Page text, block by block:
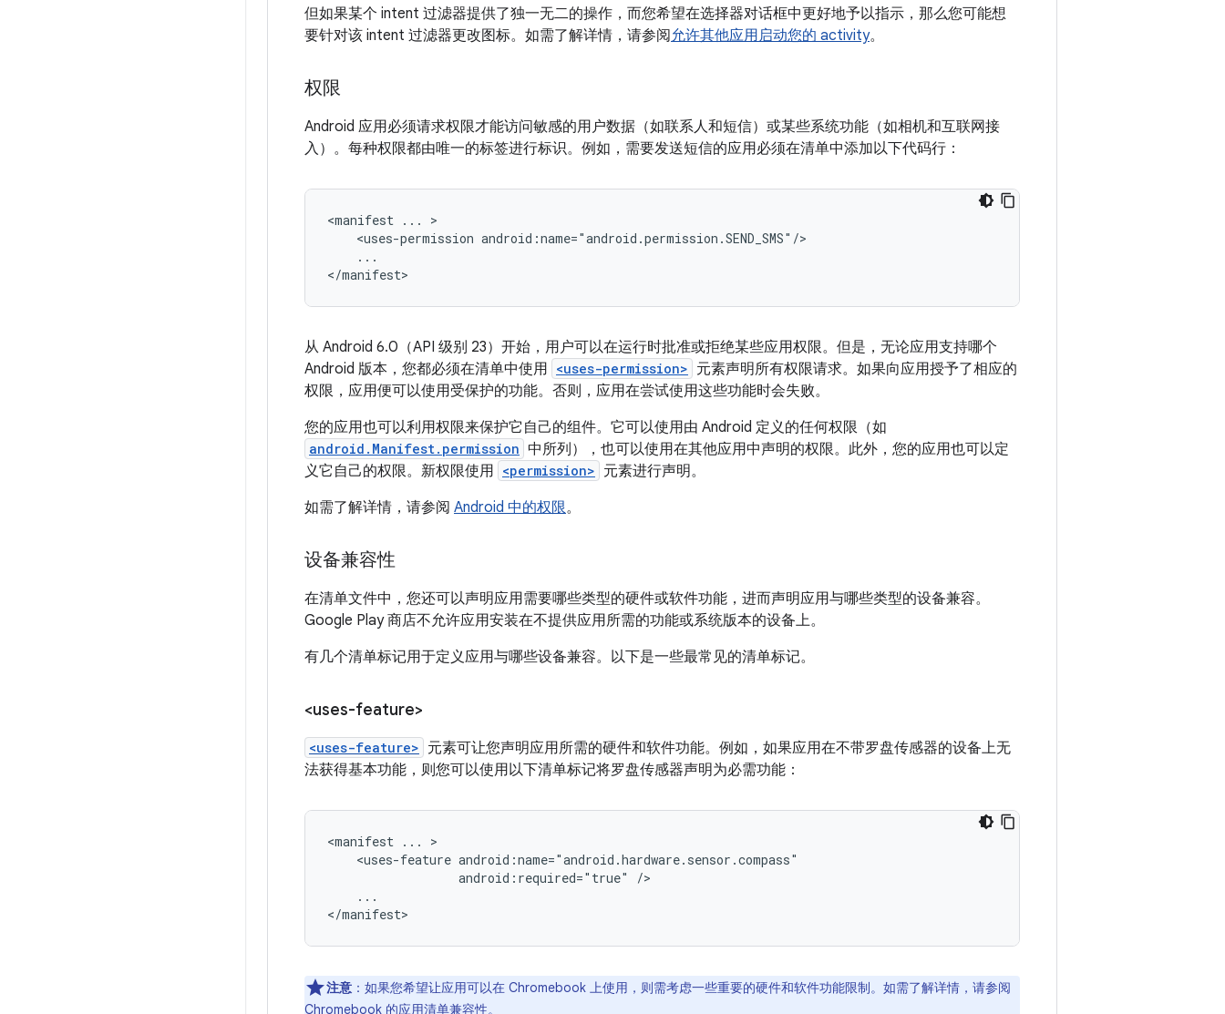
但如果某个 intent 过滤器提供了独一无二的操作，而您希望在选择器对话框中更好地予以指示，那么您可能想
要针对该 intent 过滤器更改图标。如需了解详情，请参阅允许其他应用启动您的 activity。
权限
Android 应用必须请求权限才能访问敏感的用户数据（如联系人和短信）或某些系统功能（如相机和互联网接
入）。每种权限都由唯一的标签进行标识。例如，需要发送短信的应用必须在清单中添加以下代码行：
<manifest ...
<uses-permission
...
</manifest>
从 Android 6.0（API 级别 23）开始，用户可以在运行时批准或拒绝某些应用权限。但是，无论应用支持哪个
Android 版本，您都必须在清单中使用 <uses-permission> 元素声明所有权限请求。如果向应用授予了相应的
权限，应用便可以使用受保护的功能。否则，应用在尝试使用这些功能时会失败。
您的应用也可以利用权限来保护它自己的组件。它可以使用由 Android 定义的任何权限（如
android.Manifest.permission 中所列），也可以使用在其他应用中声明的权限。此外，您的应用也可以定
义它自己的权限。新权限使用 <permission> 元素进行声明。
如需了解详情，请参阅 Android 中的权限。
设备兼容性
在清单文件中，您还可以声明应用需要哪些类型的硬件或软件功能，进而声明应用与哪些类型的设备兼容。
Google Play 商店不允许应用安装在不提供应用所需的功能或系统版本的设备上。
有几个清单标记用于定义应用与哪些设备兼容。以下是一些最常见的清单标记。
<uses-feature>
<uses-feature> 元素可让您声明应用所需的硬件和软件功能。例如，如果应用在不带罗盘传感器的设备上无
法获得基本功能，则您可以使用以下清单标记将罗盘传感器声明为必需功能：
<manifest ...
<uses-feature
android:required="true"
...
</manifest>
注意 ：如果您希望让应用可以在 Chromebook 上使用，则需考虑一些重要的硬件和软件功能限制。如需了解详情，请参阅
Chromebook 的应用清单兼容性。